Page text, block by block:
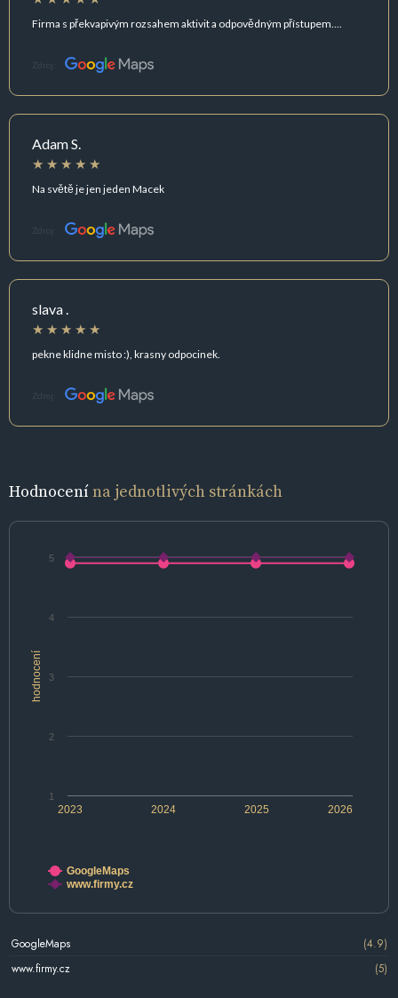
Firma s překvapivým rozsahem aktivit a odpovědným přístupem....
Zdroj:
Adam S.
Na světě je jen jeden Macek
Zdroj:
slava .
pekne klidne misto :), krasny odpocinek.
Zdroj:
Hodnocenína jednotlivých stránkách
hodnocení
2024 2026
2023 2025
1
2
3
4
5
GoogleMaps
www.firmy.cz
GoogleMaps
(4.9)
www.firmy.cz
(5)